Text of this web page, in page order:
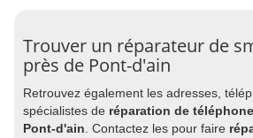
Trouver un réparateur de
près de Pont-d'ain
Retrouvez également les adresses,
spécialistes de réparation de
Pont-d'ain . Contactez les pour faire